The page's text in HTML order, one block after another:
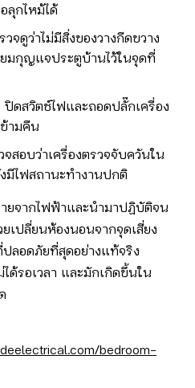
ลุกไหม้ได้
วจดูว่าไม่มีสิ่งของวางกีดขวาง
มกุญแจประตูบ้านไว้ในจุดที่
ปิดสวิตช์ไฟและถอดปลั๊กเครื่อง
ามคืน
จสอบว่าเครื่องตรวจจับควันใน
มีไฟสถานะทำงานปกติ
ยจากไฟฟ้าและนำมาปฏิบัติจน
เปลี่ยนห้องนอนจากจุดเสี่ยง
ลอดภัยที่สุดอย่างแท้จริง
ด้รอเวลา และมักเกิดขึ้นใน
bedroom-